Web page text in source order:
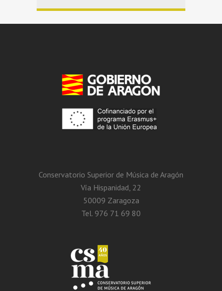
Conservatorio Superior de Música de Aragón
Vía Hispanidad, 22
50009 Zaragoza
Tel. 976 71 69 80